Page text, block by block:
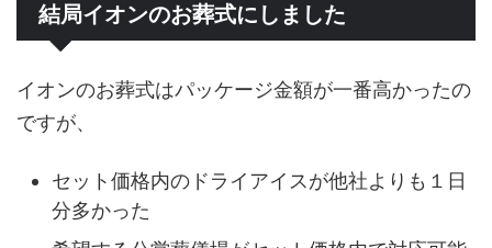
結局イオンのお葬式にしました
イオンのお葬式はパッケージ金額が一番高かったの
ですが、
セット価格内のドライアイスが他社よりも１日
分多かった